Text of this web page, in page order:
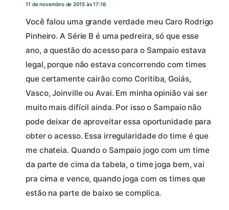
11 de novembro de 2015 às 17:16
Você falou uma grande verdade meu Caro Rodrigo
Pinheiro. A Série B é uma pedreira, só que esse
ano, a questão do acesso para o Sampaio estava
legal, porque não estava concorrendo com times
que certamente cairão como Coritiba, Goiás,
Vasco, Joinville ou Avai. Em minha opinião vai ser
muito mais difícil ainda. Por isso o Sampaio não
pode deixar de aproveitar essa oportunidade para
obter o acesso. Essa irregularidade do time é que
me chateia. Quando o Sampaio jogo com um time
da parte de cima da tabela, o time joga bem, vai
pra cima e vence, quando joga com os times que
estão na parte de baixo se complica.